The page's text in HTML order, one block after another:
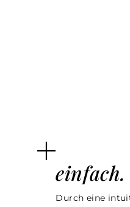
einfach.
Durch eine